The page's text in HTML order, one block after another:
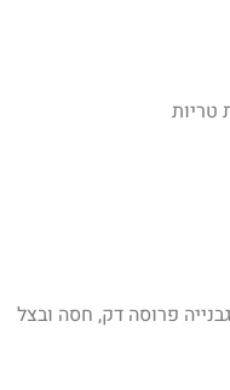
טריות
פרוסה דק, חסה ובצל